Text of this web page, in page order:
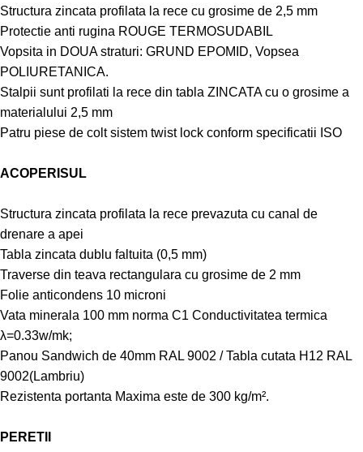
Structura zincata profilata la rece cu grosime de 2,5 mm
Protectie anti rugina ROUGE TERMOSUDABIL
Vopsita in DOUA straturi: GRUND EPOMID, Vopsea
POLIURETANICA.
Stalpii sunt profilati la rece din tabla ZINCATA cu o grosime a
materialului 2,5 mm
Patru piese de colt sistem twist lock conform specificatii ISO
ACOPERISUL
Structura zincata profilata la rece prevazuta cu canal de
drenare a apei
Tabla zincata dublu faltuita (0,5 mm)
Traverse din teava rectangulara cu grosime de 2 mm
Folie anticondens 10 microni
Vata minerala 100 mm norma C1 Conductivitatea termica
λ=0.33w/mk;
Panou Sandwich de 40mm RAL 9002 / Tabla cutata H12 RAL
9002(Lambriu)
Rezistenta portanta Maxima este de 300 kg/m².
PERETII